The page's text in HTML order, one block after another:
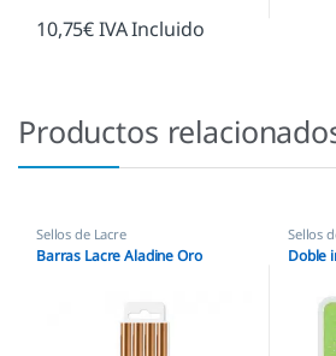
10,75€IVA Incluido
Productos
Sellos de Lacre
Barras Lacre Aladine Oro
Sellos
Doble